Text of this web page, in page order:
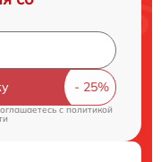
cполитикой